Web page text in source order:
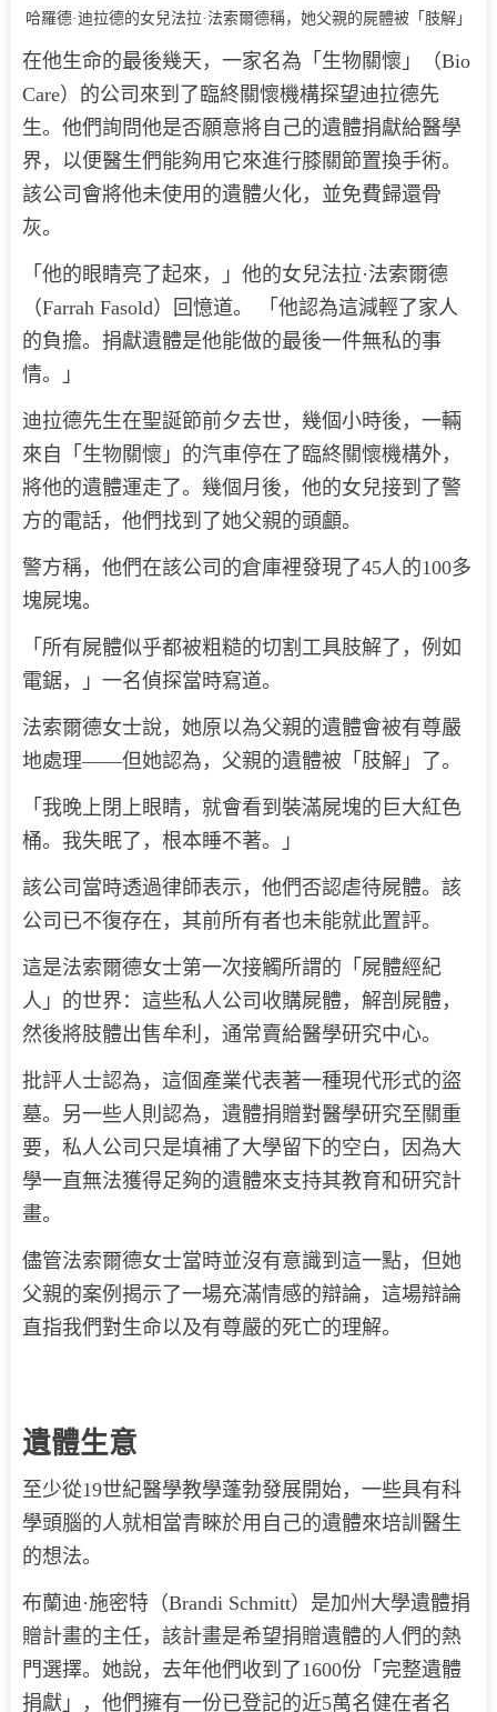
哈羅德·迪拉德的女兒法拉·法索爾德稱，她父親的屍體被「肢解」
在他生命的最後幾天，一家名為「生物關懷」（Bio
Care）的公司來到了臨終關懷機構探望迪拉德先
生。他們詢問他是否願意將自己的遺體捐獻給醫學
界，以便醫生們能夠用它來進行膝關節置換手術。
該公司會將他未使用的遺體火化，並免費歸還骨
灰。
「他的眼睛亮了起來，」他的女兒法拉·法索爾德
（Farrah Fasold）回憶道。 「他認為這減輕了家人
的負擔。捐獻遺體是他能做的最後一件無私的事
情。」
迪拉德先生在聖誕節前夕去世，幾個小時後，一輛
來自「生物關懷」的汽車停在了臨終關懷機構外，
將他的遺體運走了。幾個月後，他的女兒接到了警
方的電話，他們找到了她父親的頭顱。
警方稱，他們在該公司的倉庫裡發現了45人的100多
塊屍塊。
「所有屍體似乎都被粗糙的切割工具肢解了，例如
電鋸，」一名偵探當時寫道。
法索爾德女士說，她原以為父親的遺體會被有尊嚴
地處理——但她認為，父親的遺體被「肢解」了。
「我晚上閉上眼睛，就會看到裝滿屍塊的巨大紅色
桶。我失眠了，根本睡不著。」
該公司當時透過律師表示，他們否認虐待屍體。該
公司已不復存在，其前所有者也未能就此置評。
這是法索爾德女士第一次接觸所謂的「屍體經紀
人」的世界：這些私人公司收購屍體，解剖屍體，
然後將肢體出售牟利，通常賣給醫學研究中心。
批評人士認為，這個產業代表著一種現代形式的盜
墓。另一些人則認為，遺體捐贈對醫學研究至關重
要，私人公司只是填補了大學留下的空白，因為大
學一直無法獲得足夠的遺體來支持其教育和研究計
畫。
儘管法索爾德女士當時並沒有意識到這一點，但她
父親的案例揭示了一場充滿情感的辯論，這場辯論
直指我們對生命以及有尊嚴的死亡的理解。
遺體生意
至少從19世紀醫學教學蓬勃發展開始，一些具有科
學頭腦的人就相當青睞於用自己的遺體來培訓醫生
的想法。
布蘭迪·施密特（Brandi Schmitt）是加州大學遺體捐
贈計畫的主任，該計畫是希望捐贈遺體的人們的熱
門選擇。她說，去年他們收到了1600份「完整遺體
捐獻」，他們擁有一份已登記的近5萬名健在者名